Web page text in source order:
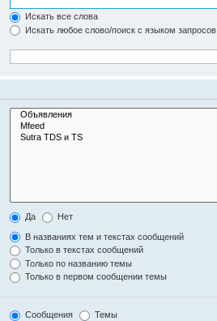
Искать все слова
Искать любое слово/поиск с языком запросов
Да Нет
В названиях тем и текстах сообщений
Только в текстах сообщений
Только по названию темы
Только в первом сообщении темы
Сообщения Темы